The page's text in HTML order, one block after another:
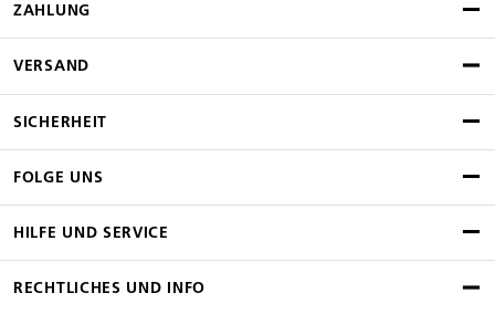
ZAHLUNG
VERSAND
SICHERHEIT
FOLGE UNS
HILFE UND SERVICE
RECHTLICHES UND INFO